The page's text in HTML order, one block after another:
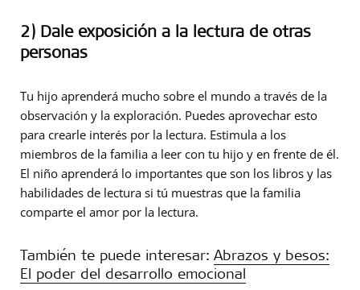
2) Dale exposición a la lectura de otras
personas
Tu hijo aprenderá mucho sobre el mundo a través de la
observación y la exploración. Puedes aprovechar esto
para crearle interés por la lectura. Estimula a los
miembros de la familia a leer con tu hijo y en frente de él.
El niño aprenderá lo importantes que son los libros y las
habilidades de lectura si tú muestras que la familia
comparte el amor por la lectura.
También te puede interesar: Abrazos y besos:
El poder del desarrollo emocional